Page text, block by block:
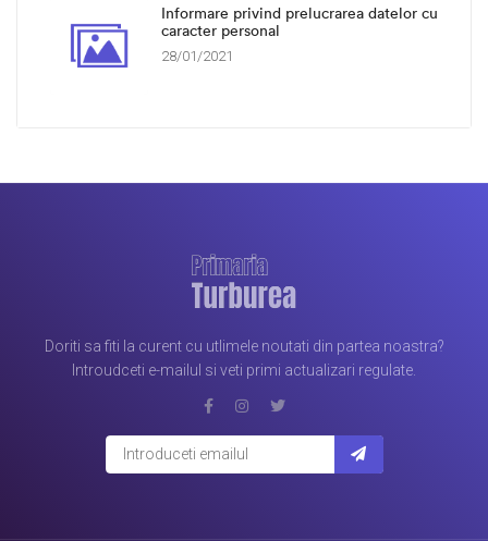
Informare privind prelucrarea datelor cu
caracter personal
28/01/2021
Doriti sa fiti la curent cu utlimele noutati din partea noastra?
Introudceti e-mailul si veti primi actualizari regulate.